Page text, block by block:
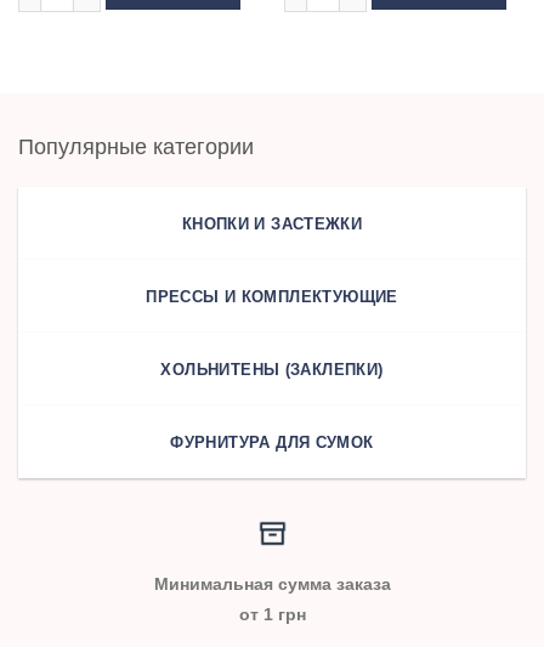
Популярные категории
КНОПКИ И ЗАСТЕЖКИ
ПРЕССЫ И КОМПЛЕКТУЮЩИЕ
ХОЛЬНИТЕНЫ (ЗАКЛЕПКИ)
ФУРНИТУРА ДЛЯ СУМОК
Минимальная сумма заказа
от 1 грн